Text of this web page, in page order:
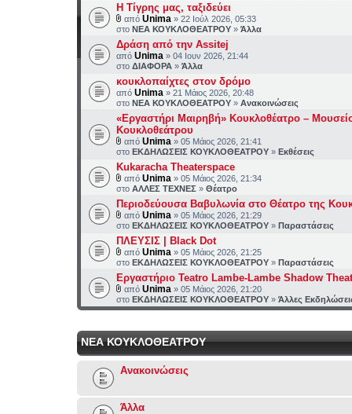
H Τίγρης μας, ταξιδεύει
από Unima » 22 Ιούλ 2026, 05:33
στο ΝΕΑ ΚΟΥΚΛΟΘΕΑΤΡΟΥ » Άλλα
Δράση από την Assitej
από Unima » 04 Ιουν 2026, 21:44
στο ΔΙΑΦΟΡΑ » Άλλα
κουκλοπαίχτες στον δρόμο
από Unima » 21 Μάιος 2026, 20:48
στο ΝΕΑ ΚΟΥΚΛΟΘΕΑΤΡΟΥ » Ανακοινώσεις
«Εργαστήρι Μαιρηβή» Κουκλοθέατρο –
Κουκλοθεάτρου
από Unima » 05 Μάιος 2026, 21:41
στο ΕΚΔΗΛΩΣΕΙΣ ΚΟΥΚΛΟΘΕΑΤΡΟΥ » Εκθέσεις
Kukaracha Theaterspace
από Unima » 05 Μάιος 2026, 21:34
στο ΑΛΛΕΣ ΤΕΧΝΕΣ » Θέατρο
Περιοδεύουσα Βαβυλωνία στο Θέατρο της
από Unima » 05 Μάιος 2026, 21:29
στο ΕΚΔΗΛΩΣΕΙΣ ΚΟΥΚΛΟΘΕΑΤΡΟΥ » Παραστάσεις
ΠΛΕΥΣΙΣ | Black Dot
από Unima » 05 Μάιος 2026, 21:25
στο ΕΚΔΗΛΩΣΕΙΣ ΚΟΥΚΛΟΘΕΑΤΡΟΥ » Παραστάσεις
Εργαστήριο Teatro Lambe-Lambe Shadow
από Unima » 05 Μάιος 2026, 21:20
στο ΕΚΔΗΛΩΣΕΙΣ ΚΟΥΚΛΟΘΕΑΤΡΟΥ » Άλλες
ΝΕΑ ΚΟΥΚΛΟΘΕΑΤΡΟΥ
Ανακοινώσεις
Άλλα